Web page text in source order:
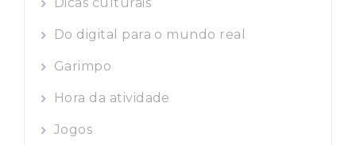
Do digital para o mundo real
Garimpo
Hora da atividade
Jogos